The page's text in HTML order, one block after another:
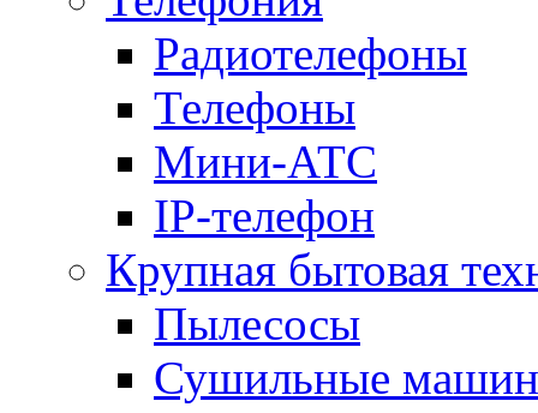
Радиотелефоны
Телефоны
Мини-АТС
IP-телефон
Крупная бытовая
Пылесосы
Сушильные